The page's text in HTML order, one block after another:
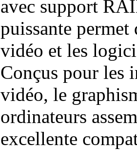
avec support
puissante permet
vidéo et les
Conçus pour les
vidéo, le
ordinateurs
excellente